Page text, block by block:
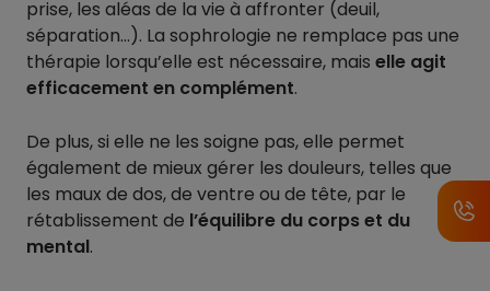
prise, les aléas de la vie à affronter (deuil,
séparation…). La sophrologie ne remplace pas une
thérapie lorsqu’elle est nécessaire, mais elle agit
efficacement en complément.
De plus, si elle ne les soigne pas, elle permet
également de mieux gérer les douleurs, telles que
les maux de dos, de ventre ou de tête, par le
rétablissement de l’équilibre du corps et du
mental.